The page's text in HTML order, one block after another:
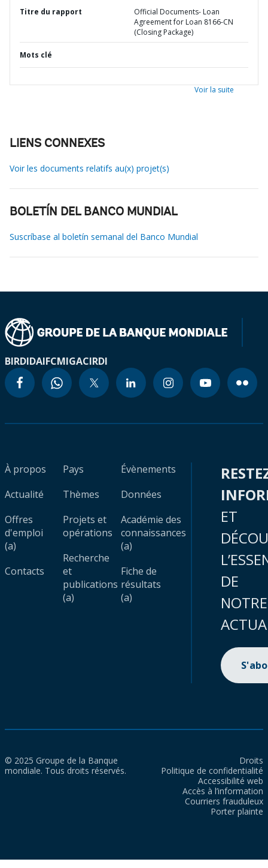
Titre du rapport
Official Documents- Loan
Agreement for Loan 8166-CN
(Closing Package)
Mots clé
Voir la suite
LIENS CONNEXES
Voir les documents relatifs au(x) projet(s)
BOLETÍN DEL BANCO MUNDIAL
Suscríbase al boletín semanal del Banco Mundial
BIRDIDAIFCMIGACIRDI
À propos
Actualité
Offres
d'emploi
(a)
Contacts
Pays
Thèmes
Projets et
opérations
Recherche
et
publications
(a)
Évènements
Données
Académie des
connaissances
(a)
Fiche de
résultats
(a)
ET
DE
NOTRE
© 2025 Groupe de la Banque
mondiale. Tous droits réservés.
Droits
Politique de confidentialité
Accessibilité web
Accès à l’information
Courriers frauduleux
Porter plainte